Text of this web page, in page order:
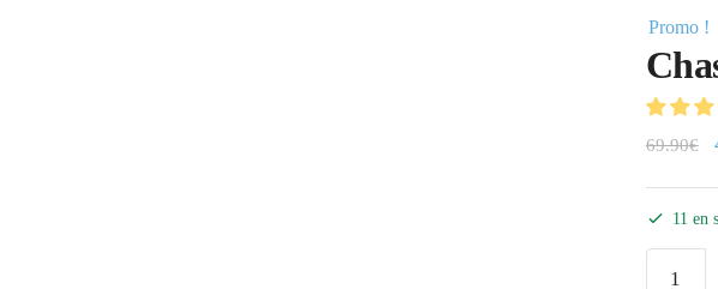
Promo !
69.90€
11 en